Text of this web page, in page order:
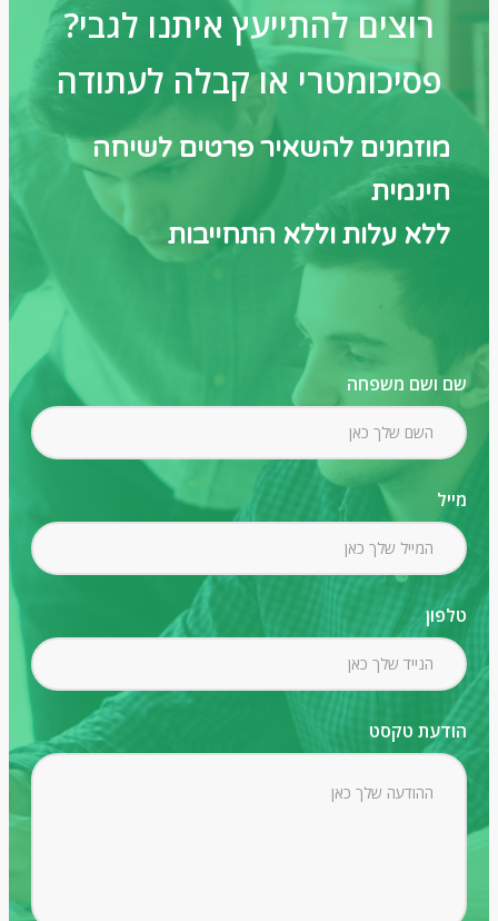
?רוצים להתייעץ איתנו לגבי
פסיכומטרי או קבלה לעתודה
מוזמנים להשאיר פרטים לשיחה
חינמית
ללא עלות וללא התחייבות
שם ושם משפחה
מייל
טלפון
הודעת טקסט